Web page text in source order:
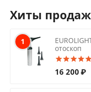
Хиты продаж
1
отоскоп
16 200 ₽